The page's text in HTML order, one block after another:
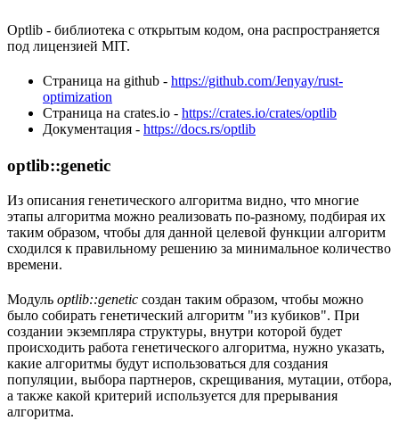
Optlib - библиотека с открытым кодом, она распространяется
под лицензией MIT.
Страница на github - https://github.com/Jenyay/rust-
optimization
Страница на crates.io - https://crates.io/crates/optlib
Документация - https://docs.rs/optlib
optlib::genetic
Из описания генетического алгоритма видно, что многие
этапы алгоритма можно реализовать по-разному, подбирая их
таким образом, чтобы для данной целевой функции алгоритм
сходился к правильному решению за минимальное количество
времени.
Модуль optlib::genetic создан таким образом, чтобы можно
было собирать генетический алгоритм "из кубиков". При
создании экземпляра структуры, внутри которой будет
происходить работа генетического алгоритма, нужно указать,
какие алгоритмы будут использоваться для создания
популяции, выбора партнеров, скрещивания, мутации, отбора,
а также какой критерий используется для прерывания
алгоритма.